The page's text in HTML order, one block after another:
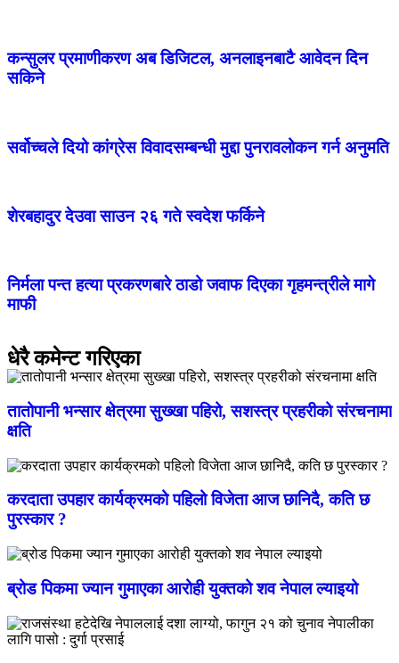
कन्सुलर प्रमाणीकरण अब डिजिटल, अनलाइनबाटै आवेदन दिन
सकिने
सर्वोच्चले दियो कांग्रेस विवादसम्बन्धी मुद्दा पुनरावलोकन गर्न अनुमति
शेरबहादुर देउवा साउन २६ गते स्वदेश फर्किने
निर्मला पन्त हत्या प्रकरणबारे ठाडो जवाफ दिएका गृहमन्त्रीले मागे
माफी
धेरै कमेन्ट गरिएका
तातोपानी भन्सार क्षेत्रमा सुख्खा पहिरो, सशस्त्र प्रहरीको संरचनामा
क्षति
करदाता उपहार कार्यक्रमको पहिलो विजेता आज छानिदै, कति छ
पुरस्कार ?
ब्रोड पिकमा ज्यान गुमाएका आरोही युक्तको शव नेपाल ल्याइयो